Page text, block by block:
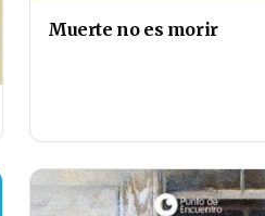
Muerte no es morir